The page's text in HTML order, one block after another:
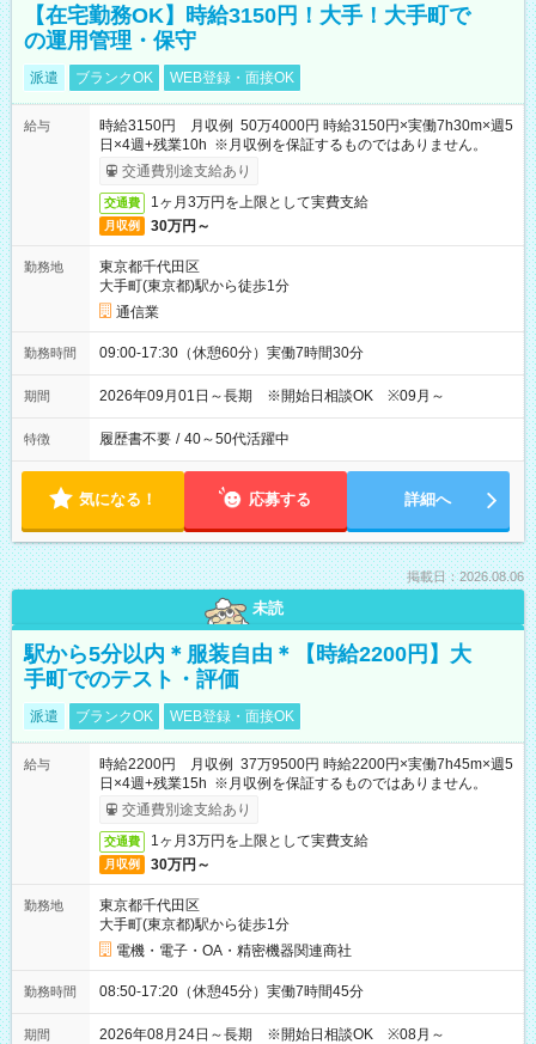
【在宅勤務OK】時給3150円！大手！大手町で
の運用管理・保守
派遣 ブランクOK WEB登録・面接OK
給与
時給3150円 月収例 50万4000円 時給3150円×実働7h30m×週5
日×4週+残業10h ※月収例を保証するものではありません。
交通費別途支給あり
交通費 1ヶ月3万円を上限として実費支給
月収例 30万円～
勤務地
東京都千代田区
大手町(東京都)駅から徒歩1分
通信業
勤務時間 09:00-17:30（休憩60分）実働7時間30分
期間 2026年09月01日～長期 ※開始日相談OK ※09月～
特徴 履歴書不要 / 40～50代活躍中
気になる！ 応募する 詳細へ
掲載日：2026.08.06
未読
駅から5分以内＊服装自由＊【時給2200円】大
手町でのテスト・評価
派遣 ブランクOK WEB登録・面接OK
給与
時給2200円 月収例 37万9500円 時給2200円×実働7h45m×週5
日×4週+残業15h ※月収例を保証するものではありません。
交通費別途支給あり
交通費 1ヶ月3万円を上限として実費支給
月収例 30万円～
勤務地
東京都千代田区
大手町(東京都)駅から徒歩1分
電機・電子・OA・精密機器関連商社
勤務時間 08:50-17:20（休憩45分）実働7時間45分
期間 2026年08月24日～長期 ※開始日相談OK ※08月～